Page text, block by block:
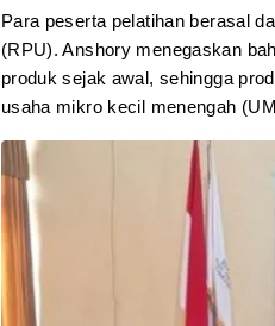
Para peserta pelatihan berasal
(RPU). Anshory menegaskan
produk sejak awal, sehingga
usaha mikro kecil menengah